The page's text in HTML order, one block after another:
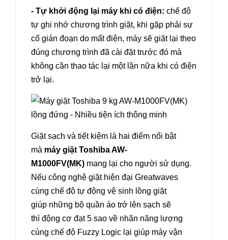
- Tự khởi động lại máy khi có điện: chế độ
tự ghi nhớ chương trình giặt, khi gặp phải sự
cố gián đoạn do mất điện, máy sẽ giặt lại theo
đúng chương trình đã cài đặt trước đó mà
không cần thao tác lại một lần nữa khi có điện
trở lại.
Giặt sạch và tiết kiệm là hai điểm nổi bật
mà máy giặt Toshiba AW-
M1000FV(MK) mang lại cho người sử dụng.
Nếu công nghệ giặt hiện đại Greatwaves
cùng chế độ tự động vệ sinh lồng giặt
giúp những bộ quần áo trở lên sạch sẽ
thì động cơ đạt 5 sao về nhãn năng lượng
cùng chế độ Fuzzy Logic lại giúp máy vận